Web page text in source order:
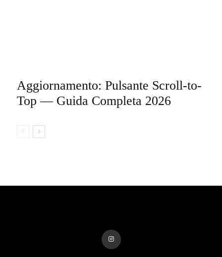
Aggiornamento: Pulsante Scroll-to-
Top — Guida Completa 2026